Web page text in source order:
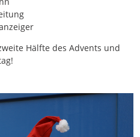
Hälfte des Advents und